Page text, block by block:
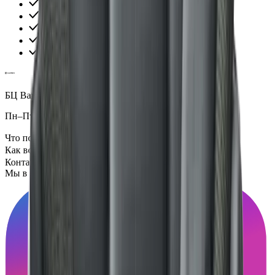
БЦ Ванкэ, Фошань, Гуандун, Китай
Пн–Пт 5:00–14:00 (Мск)
Что посмотреть
Как всё устроено
Контакты
Мы в социальных сетях